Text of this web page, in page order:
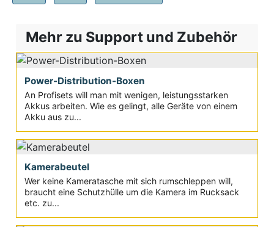
Mehr zu Support und Zubehör
Power-Distribution-Boxen
An Profisets will man mit wenigen, leistungsstarken
Akkus arbeiten. Wie es gelingt, alle Geräte von einem
Akku aus zu...
Kamerabeutel
Wer keine Kameratasche mit sich rumschleppen will,
braucht eine Schutzhülle um die Kamera im Rucksack
etc. zu...